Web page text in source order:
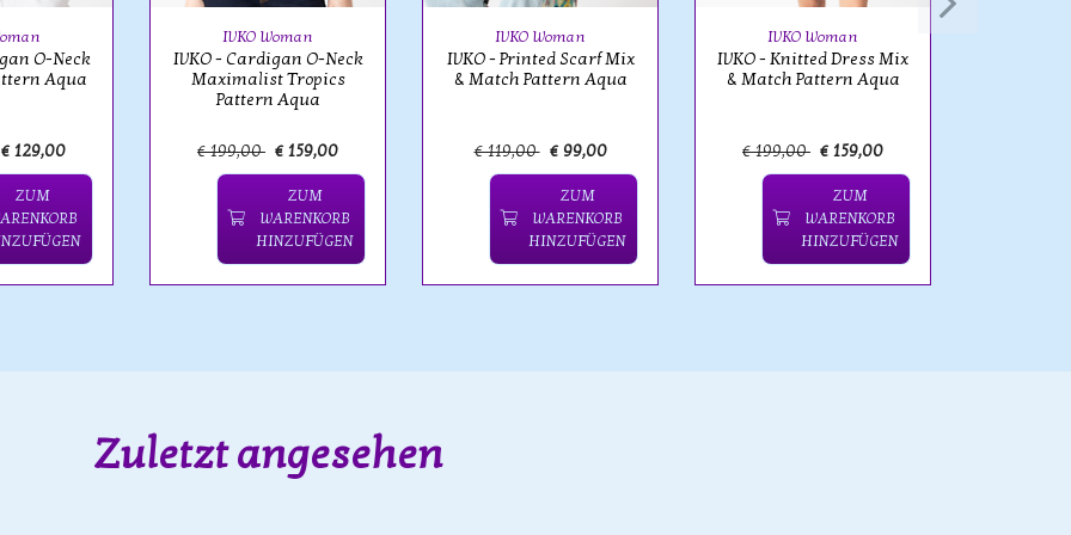
O-Neck
Aqua
€ 129,00
ZUM
IVKO Woman
IVKO - Cardigan O-Neck
Maximalist Tropics
Pattern Aqua
€ 199,00 € 159,00
ZUM
WARENKORB
HINZUFÜGEN
IVKO Woman
IVKO - Printed Scarf Mix
& Match Pattern Aqua
€ 119,00 € 99,00
ZUM
WARENKORB
HINZUFÜGEN
IVKO Woman
IVKO - Knitted Dress Mix
& Match Pattern Aqua
€ 199,00 € 159,00
ZUM
WARENKORB
HINZUFÜGEN
Zuletzt angesehen